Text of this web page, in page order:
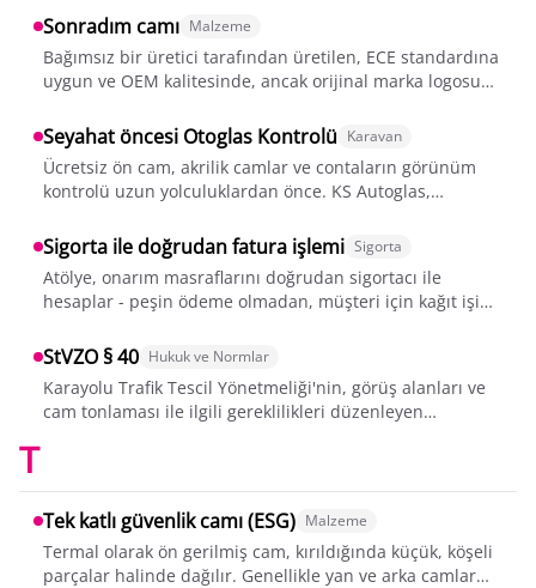
Sonradım camı Malzeme
Bağımsız bir üretici tarafından üretilen, ECE standardına
uygun ve OEM kalitesinde, ancak orijinal marka logosu
Seyahat öncesi Otoglas Kontrolü Karavan
Ücretsiz ön cam, akrilik camlar ve contaların görünüm
kontrolü uzun yolculuklardan önce. KS Autoglas,
Sigorta ile doğrudan fatura işlemi Sigorta
Atölye, onarım masraflarını doğrudan sigortacı ile
hesaplar - peşin ödeme olmadan, müşteri için kağıt işi
StVZO § 40 Hukuk ve Normlar
Karayolu Trafik Tescil Yönetmeliği'nin, görüş alanları ve
cam tonlaması ile ilgili gereklilikleri düzenleyen
T
Tek katlı güvenlik camı (ESG) Malzeme
Termal olarak ön gerilmiş cam, kırıldığında küçük, köşeli
parçalar halinde dağılır. Genellikle yan ve arka camlar